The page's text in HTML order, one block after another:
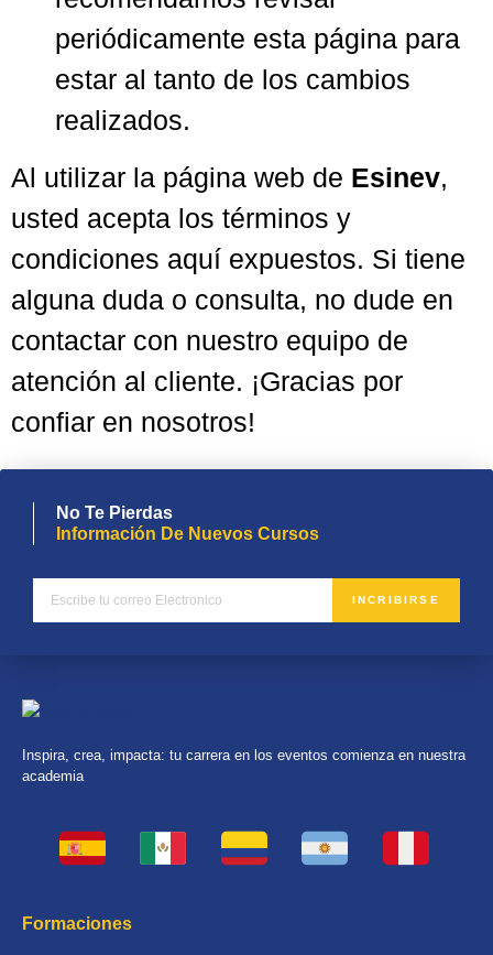
periódicamente esta página para
estar al tanto de los cambios
realizados.
Al utilizar la página web de Esinev,
usted acepta los términos y
condiciones aquí expuestos. Si tiene
alguna duda o consulta, no dude en
contactar con nuestro equipo de
atención al cliente. ¡Gracias por
confiar en nosotros!
No Te Pierdas
Información De Nuevos Cursos
INCRIBIRSE
Inspira, crea, impacta: tu carrera en los eventos comienza en nuestra
academia
Formaciones